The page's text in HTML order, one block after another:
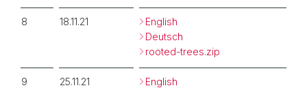
8 18.11.21
English
Deutsch
rooted-trees.zip
9 25.11.21
English